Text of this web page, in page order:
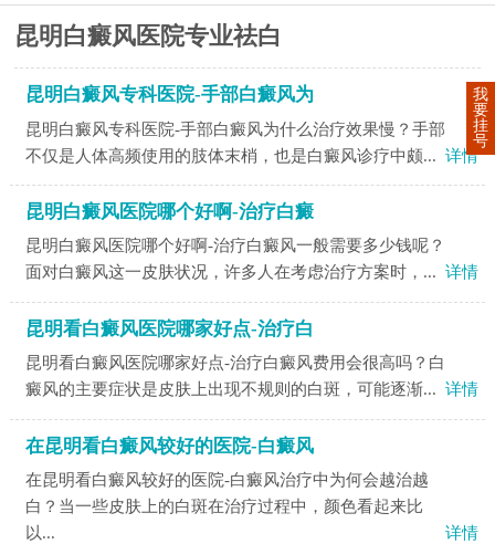
昆明白癜风医院专业祛白
昆明白癜风专科医院-手部白癜风为
昆明白癜风专科医院-手部白癜风为什么治疗效果慢？手部
不仅是人体高频使用的肢体末梢，也是白癜风诊疗中颇... 详情
昆明白癜风医院哪个好啊-治疗白癜
昆明白癜风医院哪个好啊-治疗白癜风一般需要多少钱呢？
面对白癜风这一皮肤状况，许多人在考虑治疗方案时，... 详情
昆明看白癜风医院哪家好点-治疗白
昆明看白癜风医院哪家好点-治疗白癜风费用会很高吗？白
癜风的主要症状是皮肤上出现不规则的白斑，可能逐渐... 详情
在昆明看白癜风较好的医院-白癜风
在昆明看白癜风较好的医院-白癜风治疗中为何会越治越
白？当一些皮肤上的白斑在治疗过程中，颜色看起来比
以...
详情
我
要
挂
号